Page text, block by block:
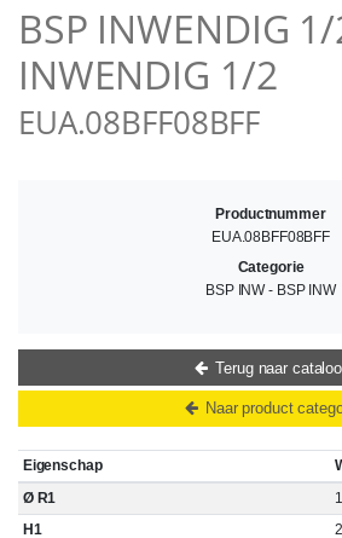
BSP INWENDIG
INWENDIG 1/2
EUA.08BFF08BFF
Eigenschap
Ø R1
H1
Productnummer
EUA.08BFF08BFF
Categorie
BSP INW - BSP INW
Terug naar
Naar product